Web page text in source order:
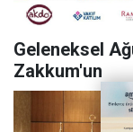
Geleneksel
Zakkum'un